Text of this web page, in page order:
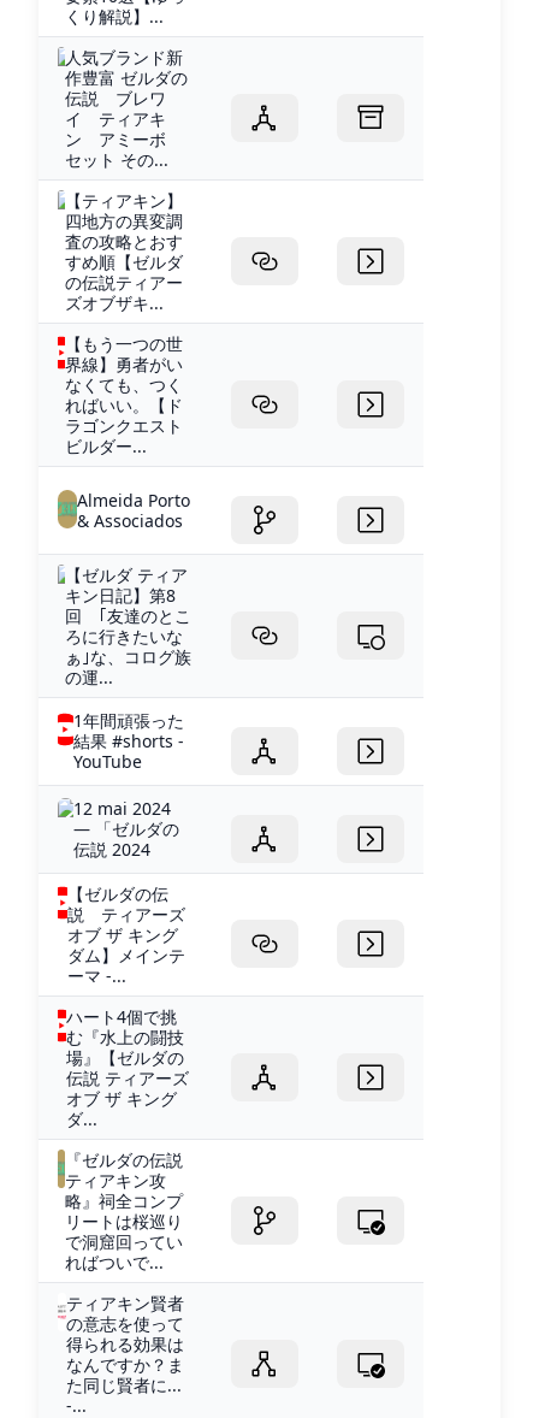
くり解説】...
人気ブランド新
作豊富 ゼルダの
伝説 ブレワ
イ ティアキ
ン アミーボ
セット その...
【ティアキン】
四地方の異変調
査の攻略とおす
すめ順【ゼルダ
の伝説ティアー
ズオブザキ...
【もう一つの世
界線】勇者がい
なくても、つく
ればいい。【ド
ラゴンクエスト
ビルダー...
Almeida Porto
& Associados
【ゼルダ ティア
キン日記】第8
回 ｢友達のとこ
ろに行きたいな
ぁ｣な、コログ族
の運...
1年間頑張った
結果 #shorts -
YouTube
12 mai 2024
— 「ゼルダの
伝説 2024
【ゼルダの伝
説 ティアーズ
オブ ザ キング
ダム】メインテ
ーマ -...
ハート4個で挑
む『水上の闘技
場』【ゼルダの
伝説 ティアーズ
オブ ザ キング
ダ...
『ゼルダの伝説
ティアキン攻
略』祠全コンプ
リートは桜巡り
で洞窟回ってい
ればついで...
ティアキン賢者
の意志を使って
得られる効果は
なんですか？ま
た同じ賢者に...
-...